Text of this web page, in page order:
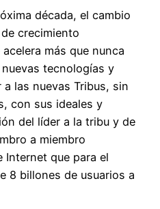
década, el cambio
crecimiento
más que nunca
tecnologías y
las nuevas Tribus, sin
con sus ideales y
del líder a la tribu y de
a miembro
Internet que para el
8 billones de usuarios a